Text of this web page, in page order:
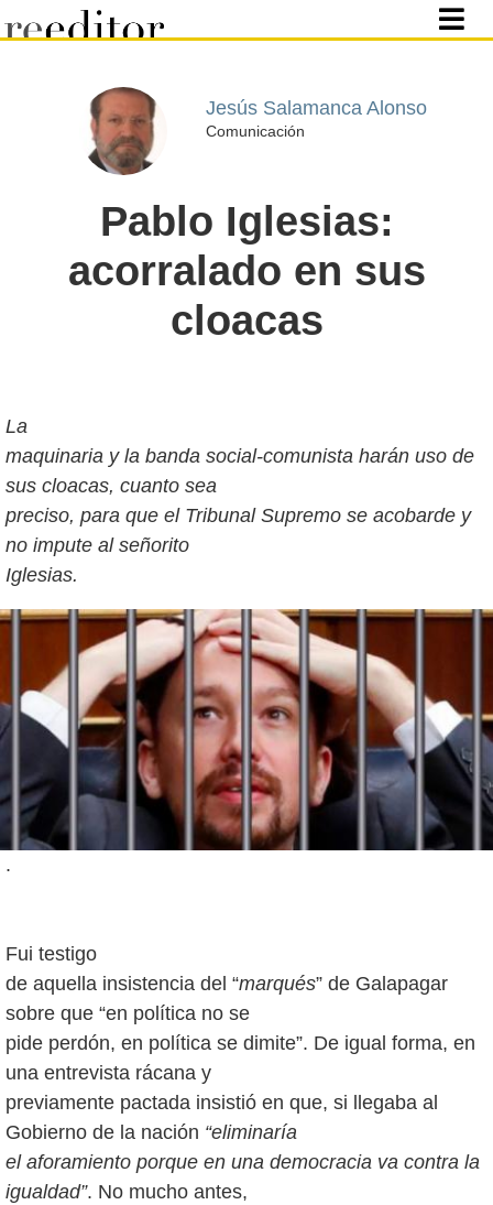
Jesús Salamanca Alonso
Comunicación
Pablo Iglesias:
acorralado en sus
cloacas
La
maquinaria y la banda social-comunista harán uso de
sus cloacas, cuanto sea
preciso, para que el Tribunal Supremo se acobarde y
no impute al señorito
Iglesias.
.
Fui testigo
de aquella insistencia del “marqués” de Galapagar
sobre que “en política no se
pide perdón, en política se dimite”. De igual forma, en
una entrevista rácana y
previamente pactada insistió en que, si llegaba al
Gobierno de la nación “eliminaría
el aforamiento porque en una democracia va contra la
igualdad”. No mucho antes,